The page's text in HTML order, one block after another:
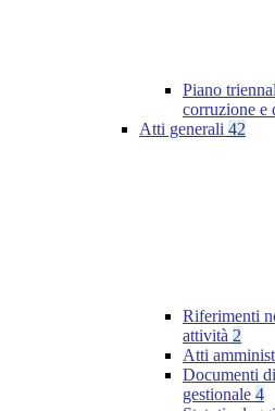
Piano
corruzione e
Atti generali 42
Riferimenti
attività 2
Atti
Documenti
gestionale 4